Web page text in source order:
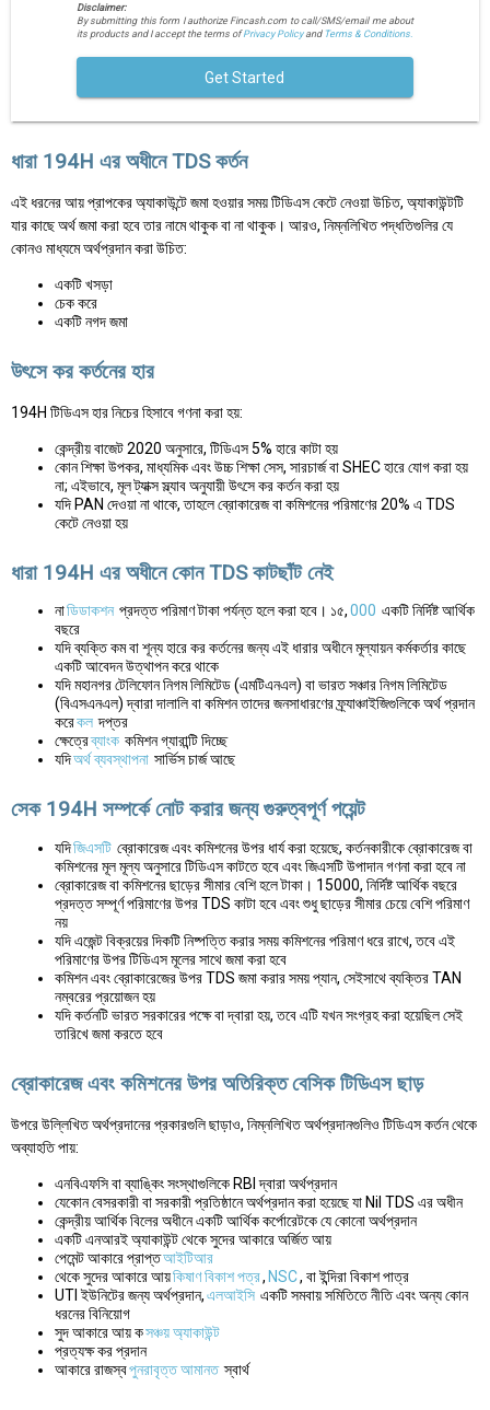
Disclaimer:
By submitting this form I authorize Fincash.com to call/SMS/email me about
its products and I accept the terms ofPrivacy Policyand Terms & Conditions.
Get Started
ধারা 194H এর অধীনে TDS কর্তন
এই ধরনের আয় প্রাপকের অ্যাকাউন্টে জমা হওয়ার সময় টিডিএস কেটে নেওয়া উচিত, অ্যাকাউন্টটি
যার কাছে অর্থ জমা করা হবে তার নামে থাকুক বা না থাকুক। আরও, নিম্নলিখিত পদ্ধতিগুলির যে
কোনও মাধ্যমে অর্থপ্রদান করা উচিত:
একটি খসড়া
চেক করে
একটি নগদ জমা
উৎসে কর কর্তনের হার
194H টিডিএস হার নিচের হিসাবে গণনা করা হয়:
কেন্দ্রীয় বাজেট 2020 অনুসারে, টিডিএস 5% হারে কাটা হয়
কোন শিক্ষা উপকর, মাধ্যমিক এবং উচ্চ শিক্ষা সেস, সারচার্জ বা SHEC হারে যোগ করা হয়
না; এইভাবে, মূল ট্যাক্স স্ল্যাব অনুযায়ী উৎসে কর কর্তন করা হয়
যদি PAN দেওয়া না থাকে, তাহলে ব্রোকারেজ বা কমিশনের পরিমাণের 20% এ TDS
কেটে নেওয়া হয়
ধারা 194H এর অধীনে কোন TDS কাটছাঁট নেই
নাডিডাকশন প্রদত্ত পরিমাণ টাকা পর্যন্ত হলে করা হবে। ১৫,000 একটি নির্দিষ্ট আর্থিক
বছরে
যদি ব্যক্তি কম বা শূন্য হারে কর কর্তনের জন্য এই ধারার অধীনে মূল্যায়ন কর্মকর্তার কাছে
একটি আবেদন উত্থাপন করে থাকে
যদি মহানগর টেলিফোন নিগম লিমিটেড (এমটিএনএল) বা ভারত সঞ্চার নিগম লিমিটেড
(বিএসএনএল) দ্বারা দালালি বা কমিশন তাদের জনসাধারণের ফ্র্যাঞ্চাইজিগুলিকে অর্থ প্রদান
করেকল দপ্তর
ক্ষেত্রেব্যাংক কমিশন গ্যারান্টি দিচ্ছে
যদিঅর্থ ব্যবস্থাপনা সার্ভিস চার্জ আছে
সেক 194H সম্পর্কে নোট করার জন্য গুরুত্বপূর্ণ পয়েন্ট
যদিজিএসটি ব্রোকারেজ এবং কমিশনের উপর ধার্য করা হয়েছে, কর্তনকারীকে ব্রোকারেজ বা
কমিশনের মূল মূল্য অনুসারে টিডিএস কাটতে হবে এবং জিএসটি উপাদান গণনা করা হবে না
ব্রোকারেজ বা কমিশনের ছাড়ের সীমার বেশি হলে টাকা। 15000, নির্দিষ্ট আর্থিক বছরে
প্রদত্ত সম্পূর্ণ পরিমাণের উপর TDS কাটা হবে এবং শুধু ছাড়ের সীমার চেয়ে বেশি পরিমাণ
নয়
যদি এজেন্ট বিক্রয়ের দিকটি নিষ্পত্তি করার সময় কমিশনের পরিমাণ ধরে রাখে, তবে এই
পরিমাণের উপর টিডিএস মূলের সাথে জমা করা হবে
কমিশন এবং ব্রোকারেজের উপর TDS জমা করার সময় প্যান, সেইসাথে ব্যক্তির TAN
নম্বরের প্রয়োজন হয়
যদি কর্তনটি ভারত সরকারের পক্ষে বা দ্বারা হয়, তবে এটি যখন সংগ্রহ করা হয়েছিল সেই
তারিখে জমা করতে হবে
ব্রোকারেজ এবং কমিশনের উপর অতিরিক্ত বেসিক টিডিএস ছাড়
উপরে উল্লিখিত অর্থপ্রদানের প্রকারগুলি ছাড়াও, নিম্নলিখিত অর্থপ্রদানগুলিও টিডিএস কর্তন থেকে
অব্যাহতি পায়:
এনবিএফসি বা ব্যাঙ্কিং সংস্থাগুলিকে RBI দ্বারা অর্থপ্রদান
যেকোন বেসরকারী বা সরকারী প্রতিষ্ঠানে অর্থপ্রদান করা হয়েছে যা Nil TDS এর অধীন
কেন্দ্রীয় আর্থিক বিলের অধীনে একটি আর্থিক কর্পোরেটকে যে কোনো অর্থপ্রদান
একটি এনআরই অ্যাকাউন্ট থেকে সুদের আকারে অর্জিত আয়
পেমেন্ট আকারে প্রাপ্তআইটিআর
থেকে সুদের আকারে আয়কিষাণ বিকাশ পত্র, NSC, বা ইন্দিরা বিকাশ পাত্র
UTI ইউনিটের জন্য অর্থপ্রদান,এলআইসি একটি সমবায় সমিতিতে নীতি এবং অন্য কোন
ধরনের বিনিয়োগ
সুদ আকারে আয় কসঞ্চয় অ্যাকাউন্ট
প্রত্যক্ষ কর প্রদান
আকারে রাজস্বপুনরাবৃত্ত আমানত স্বার্থ